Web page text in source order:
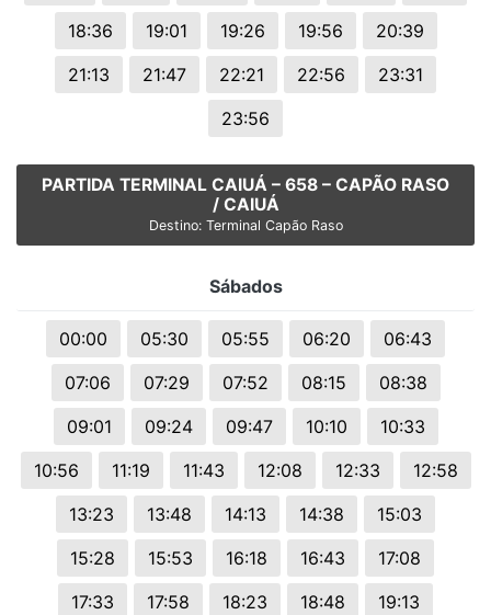
18:36
19:01 19:26 19:56
20:39
21:13
21:47 22:21 22:56
23:31
23:56
PARTIDA TERMINAL CAIUÁ – 658 – CAPÃO RASO
/ CAIUÁ
Destino: Terminal Capão Raso
Sábados
00:00 05:30 05:55 06:20
06:43
07:06
07:29 07:52 08:15
08:38
09:01
09:24 09:47 10:10
10:33
10:56
11:19 11:43 12:08 12:33
12:58
13:23
13:48 14:13 14:38
15:03
15:28
15:53 16:18 16:43
17:08
17:33
17:58 18:23 18:48
19:13